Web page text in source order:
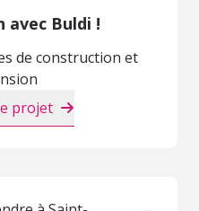
avec Buldi !
de construction et
projet